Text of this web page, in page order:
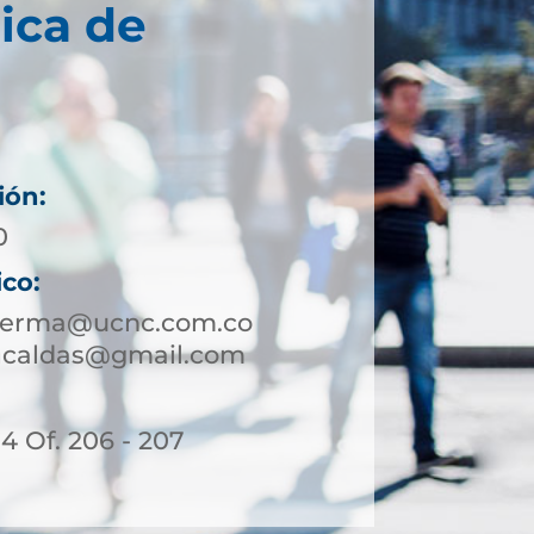
de
Of. 206 - 207